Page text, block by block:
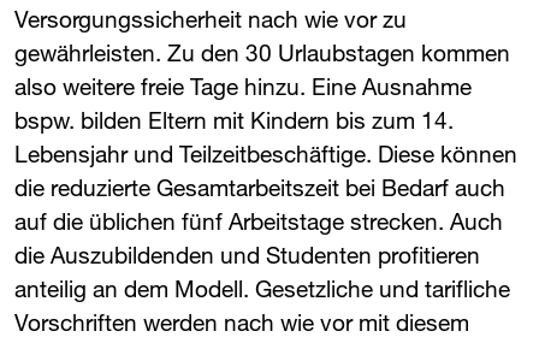
Versorgungssicherheit nach wie vor zu
gewährleisten. Zu den 30 Urlaubstagen kommen
also weitere freie Tage hinzu. Eine Ausnahme
bspw. bilden Eltern mit Kindern bis zum 14.
Lebensjahr und Teilzeitbeschäftige. Diese können
die reduzierte Gesamtarbeitszeit bei Bedarf auch
auf die üblichen fünf Arbeitstage strecken. Auch
die Auszubildenden und Studenten profitieren
anteilig an dem Modell. Gesetzliche und tarifliche
Vorschriften werden nach wie vor mit diesem